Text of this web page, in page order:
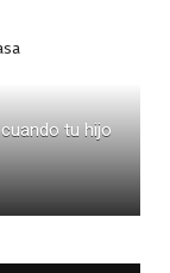
tu hijo